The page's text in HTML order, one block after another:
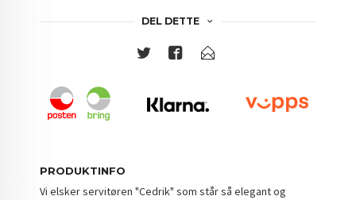
DEL DETTE
PRODUKTINFO
Vi elsker servitøren "Cedrik" som står så elegant og